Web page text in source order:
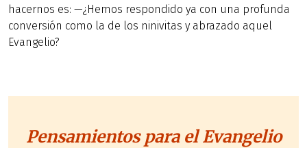
hacernos es: —¿Hemos respondido ya con una profunda
conversión como la de los ninivitas y abrazado aquel
Evangelio?
Pensamientos para el Evangelio